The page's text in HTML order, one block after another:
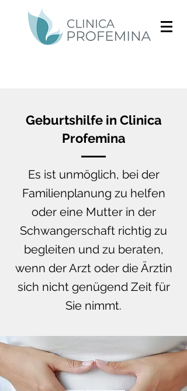
Geburtshilfe in Clinica
Profemina
Es ist unmöglich, bei der
Familienplanung zu helfen
oder eine Mutter in der
Schwangerschaft richtig zu
begleiten und zu beraten,
wenn der Arzt oder die Ärztin
sich nicht genügend Zeit für
Sie nimmt.